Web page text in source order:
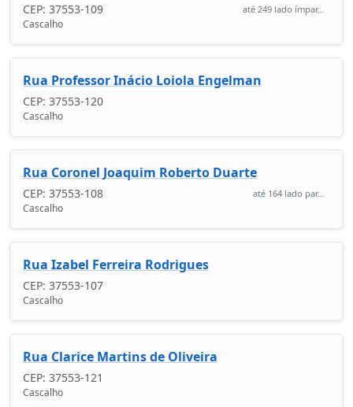
CEP: 37553-109 até 249 lado ímpar...
Cascalho
Rua Professor Inácio Loiola Engelman
CEP: 37553-120
Cascalho
Rua Coronel Joaquim Roberto Duarte
CEP: 37553-108 até 164 lado par...
Cascalho
Rua Izabel Ferreira Rodrigues
CEP: 37553-107
Cascalho
Rua Clarice Martins de Oliveira
CEP: 37553-121
Cascalho